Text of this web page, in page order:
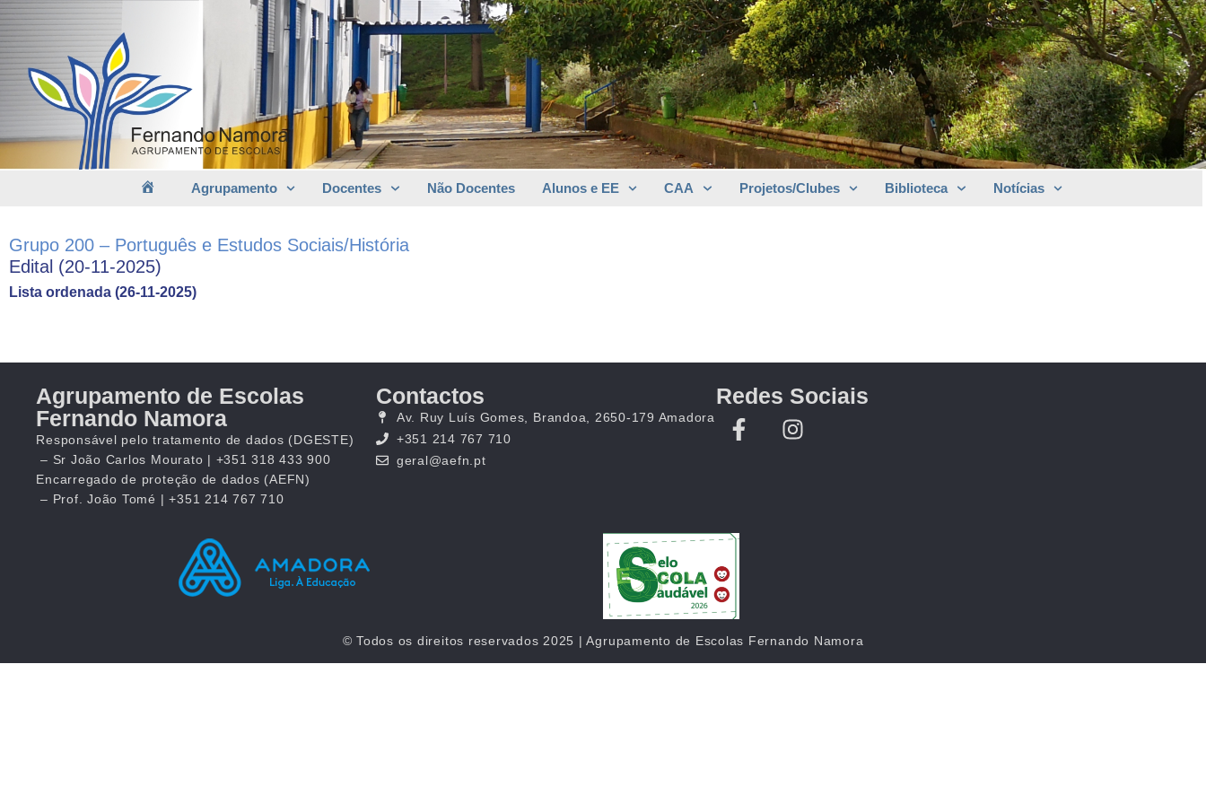
Agrupamento Docentes Não Docentes Alunos e EE CAA Projetos/Clubes Biblioteca Notícias
Grupo 200 – Português e Estudos Sociais/História
Edital (20-11-2025)
Lista ordenada (26-11-2025)
Agrupamento de Escolas
Fernando Namora
Responsável pelo tratamento de dados (DGESTE)
– Sr João Carlos Mourato | +351 318 433 900
Encarregado de proteção de dados (AEFN)
– Prof. João Tomé | +351 214 767 710
Contactos
Av. Ruy Luís Gomes, Brandoa, 2650-179 Amadora
+351 214 767 710
geral@aefn.pt
Redes Sociais
© Todos os direitos reservados 2025 | Agrupamento de Escolas Fernando Namora